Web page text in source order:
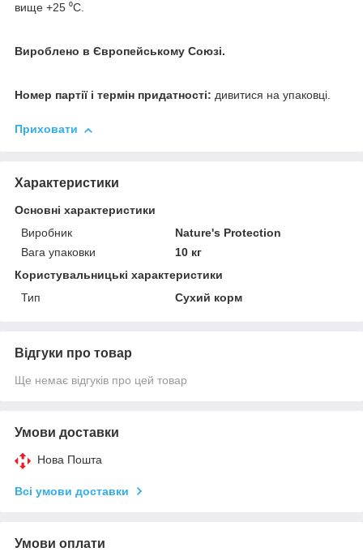
вище +25 ⁰C.
Вироблено в Європейському Союзі.
Номер партії і термін придатності: дивитися на упаковці.
Приховати
Характеристики
Основні характеристики
Виробник
Nature's Protection
Вага упаковки
10 кг
Користувальницькі характеристики
Тип
Сухий корм
Відгуки про товар
Ще немає відгуків про цей товар
Умови доставки
Нова Пошта
Всі умови доставки
Умови оплати